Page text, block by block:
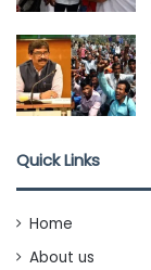
Quick Links
Home
About us